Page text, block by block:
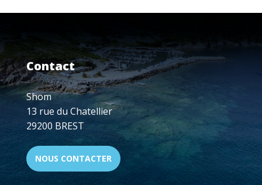
Contact
Shom
13 rue du Chatellier
29200 BREST
NOUS CONTACTER